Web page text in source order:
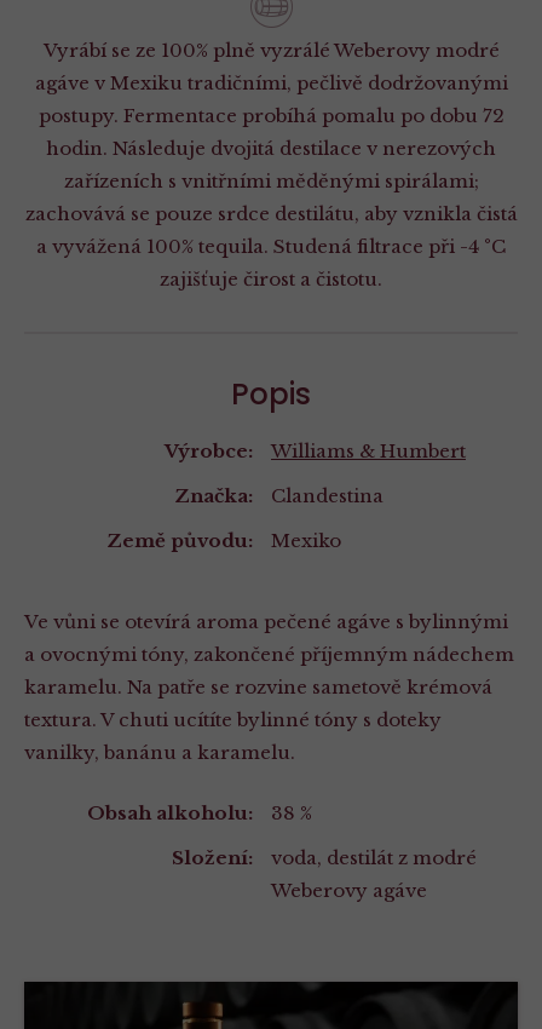
Vyrábí se ze 100% plně vyzrálé Weberovy modré
agáve v Mexiku tradičními, pečlivě dodržovanými
postupy. Fermentace probíhá pomalu po dobu 72
hodin. Následuje dvojitá destilace v nerezových
zařízeních s vnitřními měděnými spirálami;
zachovává se pouze srdce destilátu, aby vznikla čistá
a vyvážená 100% tequila. Studená filtrace při -4 °C
zajišťuje čirost a čistotu.
Popis
Výrobce:
Williams & Humbert
Značka:
Clandestina
Země původu:
Mexiko
Ve vůni se otevírá aroma pečené agáve s bylinnými
a ovocnými tóny, zakončené příjemným nádechem
karamelu. Na patře se rozvine sametově krémová
textura. V chuti ucítíte bylinné tóny s doteky
vanilky, banánu a karamelu.
Vlastnosti
Obsah alkoholu:
38 %
Složení:
voda, destilát z modré
Weberovy agáve